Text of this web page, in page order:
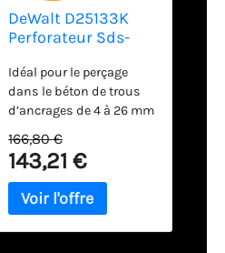
DeWalt D25133K
Perforateur Sds-
mm Filaire - 800W -
Vitesse à Vide 0-
1500 tr/Min -
Energie de frappe
(Epta 05/2009) 2, 8
Joules
Idéal pour le perçage
dans le béton de trous
d’ancrages de 4 à 26 mm
perforateur est parfait
pour les travaux de
construction Son stop
de rotation lui permet de
166,80 €
143,21 €